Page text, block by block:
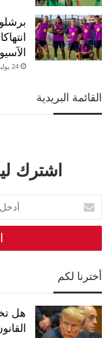
24 يوليو، 2025
القائمة البريدية
اشترك
أدخل
بريدك
الالكتروني
أخترنا لكم
هل